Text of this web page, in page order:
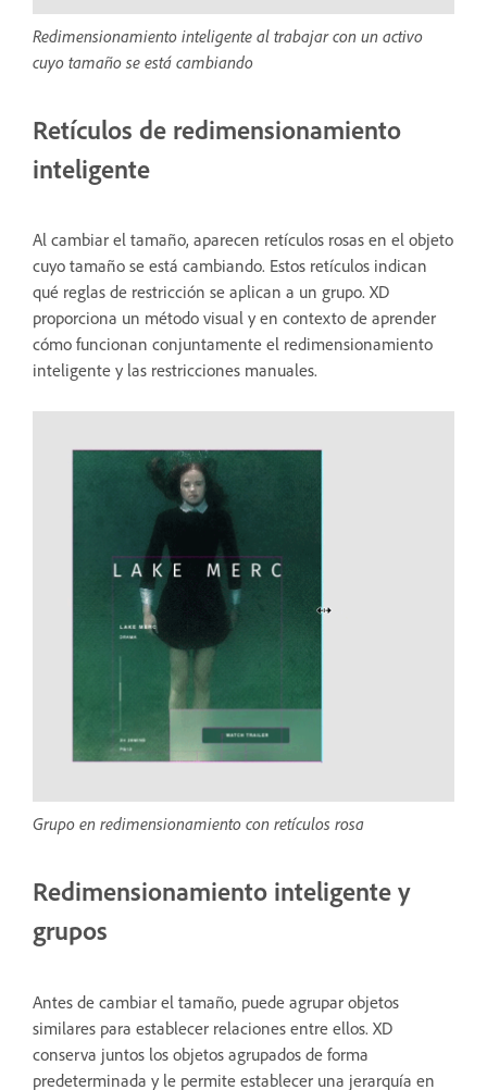
Redimensionamiento inteligente al trabajar con un activo
cuyo tamaño se está cambiando
Retículos de redimensionamiento
inteligente
Al cambiar el tamaño, aparecen retículos rosas en el objeto
cuyo tamaño se está cambiando. Estos retículos indican
qué reglas de restricción se aplican a un grupo. XD
proporciona un método visual y en contexto de aprender
cómo funcionan conjuntamente el redimensionamiento
inteligente y las restricciones manuales.
Grupo en redimensionamiento con retículos rosa
Redimensionamiento inteligente y
grupos
Antes de cambiar el tamaño, puede agrupar objetos
similares para establecer relaciones entre ellos. XD
conserva juntos los objetos agrupados de forma
predeterminada y le permite establecer una jerarquía en